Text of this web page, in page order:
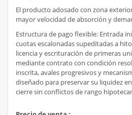
El producto adosado con zona
mayor velocidad de absorción y
Estructura de pago flexible: Entrada
cuotas escalonadas supeditadas a
licencia y escrituración de primeras
mediante contrato con condición
inscrita, avales progresivos y
diseñado para preservar su liquidez
cierre sin conflictos de rango